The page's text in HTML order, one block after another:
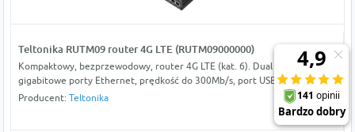
Teltonika RUTM09 router 4G LTE (RUTM09000000)
Kompaktowy, bezprzewodowy, router 4G LTE (kat. 6). Dual SIM, 4x
gigabitowe porty Ethernet, prędkość do 300Mb/s, port USB
Producent: Teltonika